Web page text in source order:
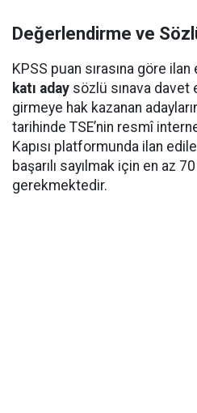
Değerlendirme ve
KPSS puan sırasına göre ilan
katı aday sözlü sınava davet
girmeye hak kazanan
tarihinde TSE’nin resmî
Kapısı platformunda ilan
başarılı sayılmak için en az
gerekmektedir.